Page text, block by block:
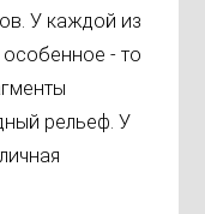
У каждой из
- то
рельеф. У